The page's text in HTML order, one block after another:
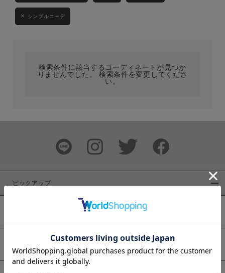
カテゴリ
シンプルコーデ
検索条件に該当するコーディネートが見つか
りませんでした。 検索条件を変更してくださ
い。
ピックアップ